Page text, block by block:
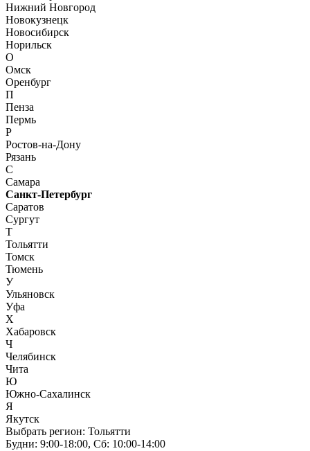
Нижний Новгород
Новокузнецк
Новосибирск
Норильск
О
Омск
Оренбург
П
Пенза
Пермь
Р
Ростов-на-Дону
Рязань
С
Самара
Санкт-Петербург
Саратов
Сургут
Т
Тольятти
Томск
Тюмень
У
Ульяновск
Уфа
Х
Хабаровск
Ч
Челябинск
Чита
Ю
Южно-Сахалинск
Я
Якутск
Выбрать регион: Тольятти
Будни: 9:00‑18:00, Сб: 10:00‑14:00